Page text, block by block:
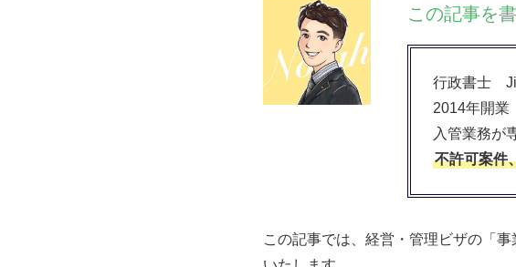
この記事を
行政書士
2014年開業
入管業務が
不許可案件
この記事では、経営・管理ビザの「